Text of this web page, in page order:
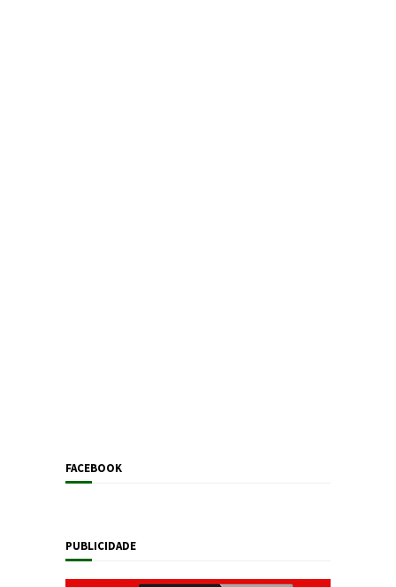
FACEBOOK
PUBLICIDADE